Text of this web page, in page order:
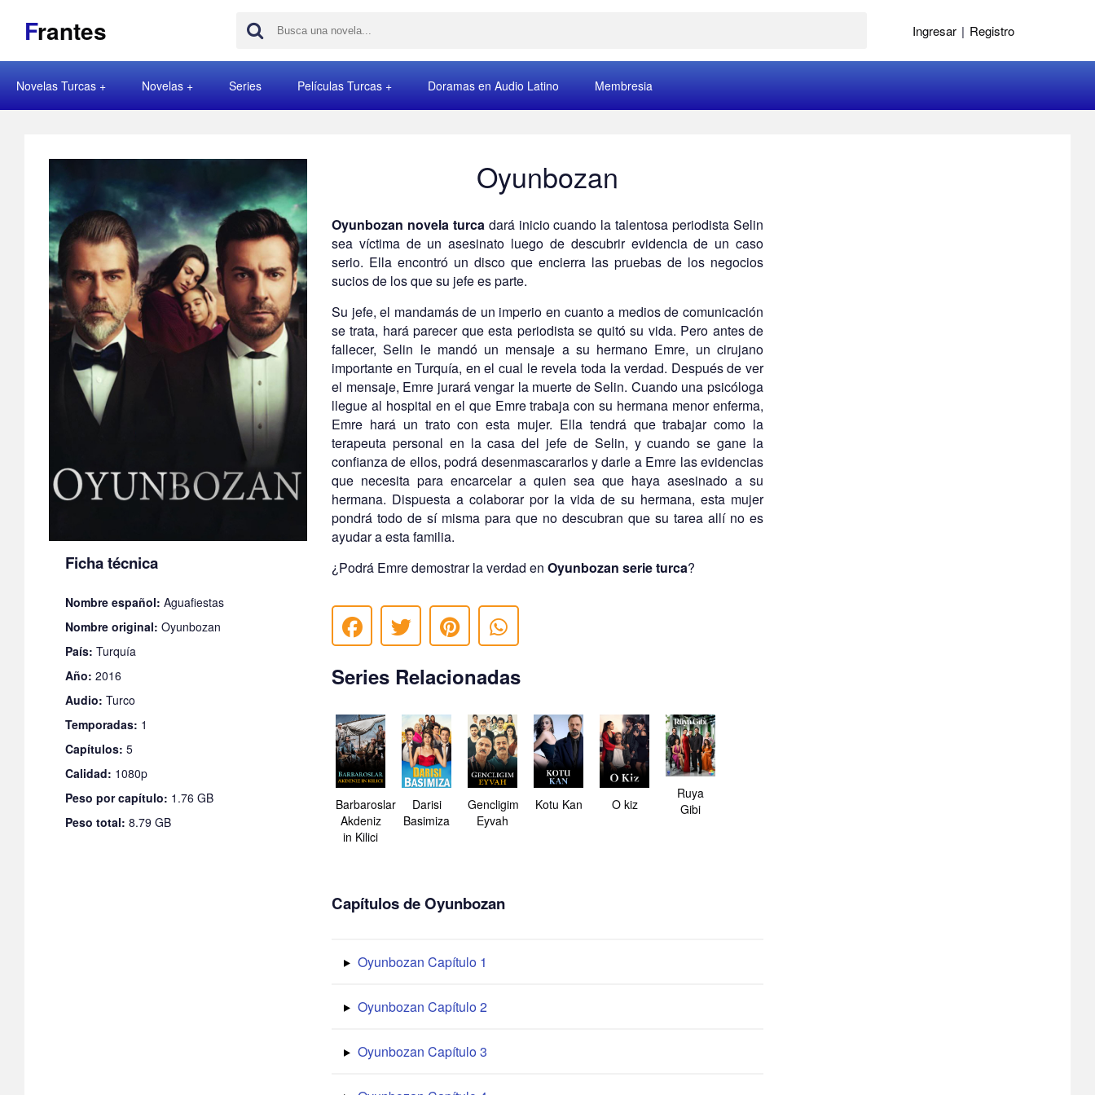
Frantes Ingresar | Registro
Novelas Turcas Novelas Series Películas Turcas Doramas en Audio Latino Membresia
Ficha técnica
Nombre español: Aguafiestas
Nombre original: Oyunbozan
País: Turquía
Año: 2016
Audio: Turco
Temporadas: 1
Capítulos: 5
Calidad: 1080p
Peso por capítulo: 1.76 GB
Peso total: 8.79 GB
Oyunbozan
Oyunbozan novela turca dará inicio cuando la talentosa periodista Selin
sea víctima de un asesinato luego de descubrir evidencia de un caso
serio. Ella encontró un disco que encierra las pruebas de los negocios
sucios de los que su jefe es parte.
Su jefe, el mandamás de un imperio en cuanto a medios de comunicación
se trata, hará parecer que esta periodista se quitó su vida. Pero antes de
fallecer, Selin le mandó un mensaje a su hermano Emre, un cirujano
importante en Turquía, en el cual le revela toda la verdad. Después de ver
el mensaje, Emre jurará vengar la muerte de Selin. Cuando una psicóloga
llegue al hospital en el que Emre trabaja con su hermana menor enferma,
Emre hará un trato con esta mujer. Ella tendrá que trabajar como la
terapeuta personal en la casa del jefe de Selin, y cuando se gane la
confianza de ellos, podrá desenmascararlos y darle a Emre las evidencias
que necesita para encarcelar a quien sea que haya asesinado a su
hermana. Dispuesta a colaborar por la vida de su hermana, esta mujer
pondrá todo de sí misma para que no descubran que su tarea allí no es
ayudar a esta familia.
¿Podrá Emre demostrar la verdad en Oyunbozan serie turca?
Series Relacionadas
Barbaroslar
Akdeniz
in Kilici
Darisi
Basimiza
Gencligim
Eyvah
Kotu Kan O kiz
Ruya
Gibi
Capítulos de Oyunbozan
Oyunbozan Capítulo 1
Oyunbozan Capítulo 2
Oyunbozan Capítulo 3